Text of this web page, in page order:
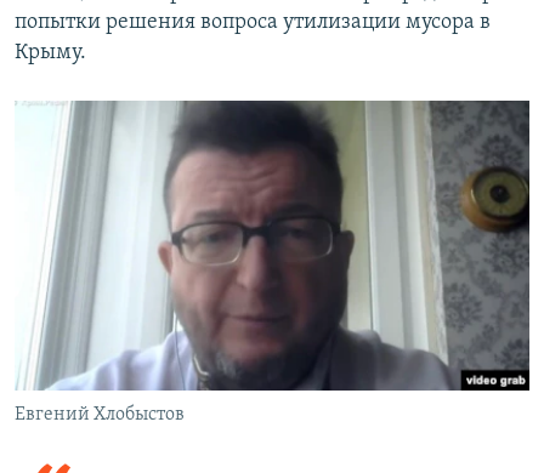
попытки решения вопроса утилизации мусора в
Крыму.
Евгений Хлобыстов